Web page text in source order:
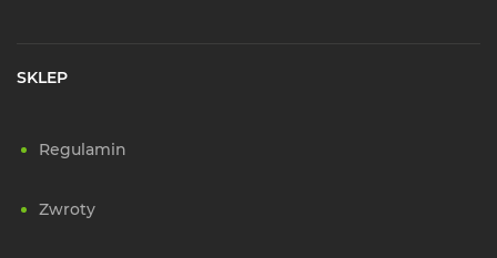
SKLEP
Regulamin
Zwroty